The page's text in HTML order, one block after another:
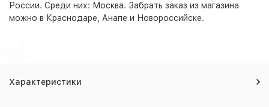
России. Среди них: Москва. Забрать заказ из магазина
можно в Краснодаре, Анапе и Новороссийске.
Характеристики